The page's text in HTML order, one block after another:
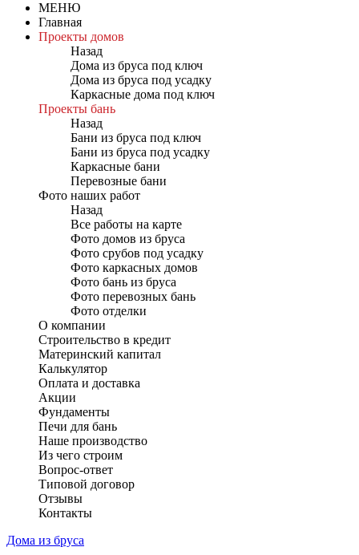
МЕНЮ
Главная
Проекты домов
Назад
Дома из бруса под ключ
Дома из бруса под усадку
Каркасные дома под ключ
Проекты бань
Назад
Бани из бруса под ключ
Бани из бруса под усадку
Каркасные бани
Перевозные бани
Фото наших работ
Назад
Все работы на карте
Фото домов из бруса
Фото срубов под усадку
Фото каркасных домов
Фото бань из бруса
Фото перевозных бань
Фото отделки
О компании
Строительство в кредит
Материнский капитал
Калькулятор
Оплата и доставка
Акции
Фундаменты
Печи для бань
Наше производство
Из чего строим
Вопрос-ответ
Типовой договор
Отзывы
Контакты
Дома из бруса